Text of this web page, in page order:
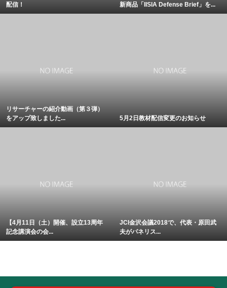
配信！
新商品「IISIA Defense Brief」を...
リサーチャーの紹介動画（第３弾）
をアップ致しました...
5月2日教材配信変更のお知らせ
【4月11日（土）開催、設立13周年
記念講演会の会...
JCI金沢会議2018で、代表・原田武
夫がパネリス...